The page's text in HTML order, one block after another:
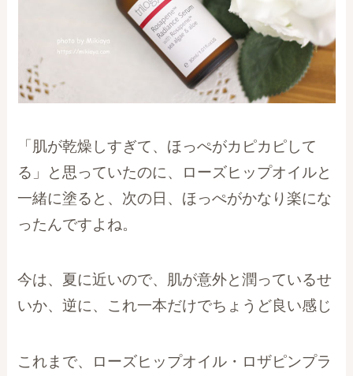
「肌が乾燥しすぎて、ほっぺがカピカピして
る」と思っていたのに、ローズヒップオイルと
一緒に塗ると、次の日、ほっぺがかなり楽にな
ったんですよね。
今は、夏に近いので、肌が意外と潤っているせ
いか、逆に、これ一本だけでちょうど良い感じ
これまで、ローズヒップオイル・ロザピンプラ